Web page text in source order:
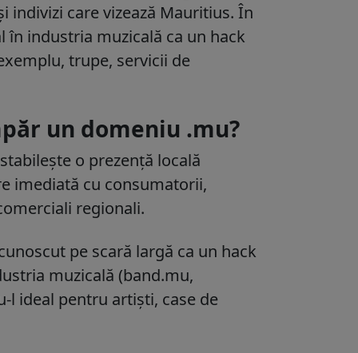
indivizi care vizează Mauritius. În
industria muzicală ca un hack
trupe, servicii de
un domeniu .mu?
o prezență locală
imediată cu consumatorii,
regionali.
pe scară largă ca un hack
muzicală (band.mu,
l ideal pentru artiști, case de